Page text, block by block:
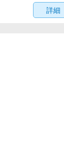
詳細